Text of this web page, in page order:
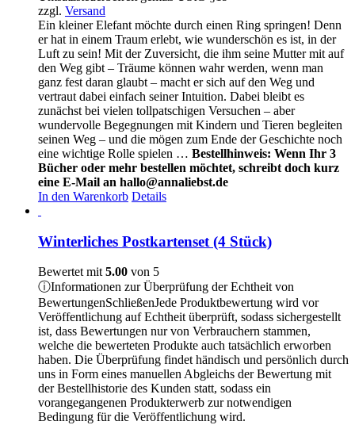
zzgl. Versand
Ein kleiner Elefant möchte durch einen Ring springen! Denn
er hat in einem Traum erlebt, wie wunderschön es ist, in der
Luft zu sein! Mit der Zuversicht, die ihm seine Mutter mit auf
den Weg gibt – Träume können wahr werden, wenn man
ganz fest daran glaubt – macht er sich auf den Weg und
vertraut dabei einfach seiner Intuition. Dabei bleibt es
zunächst bei vielen tollpatschigen Versuchen – aber
wundervolle Begegnungen mit Kindern und Tieren begleiten
seinen Weg – und die mögen zum Ende der Geschichte noch
eine wichtige Rolle spielen … Bestellhinweis: Wenn Ihr 3
Bücher oder mehr bestellen möchtet, schreibt doch kurz
eine E-Mail an hallo@annaliebst.de
In den Warenkorb Details
Winterliches Postkartenset (4 Stück)
Bewertet mit 5.00 von 5
ⓘInformationen zur Überprüfung der Echtheit von
BewertungenSchließenJede Produktbewertung wird vor
Veröffentlichung auf Echtheit überprüft, sodass sichergestellt
ist, dass Bewertungen nur von Verbrauchern stammen,
welche die bewerteten Produkte auch tatsächlich erworben
haben. Die Überprüfung findet händisch und persönlich durch
uns in Form eines manuellen Abgleichs der Bewertung mit
der Bestellhistorie des Kunden statt, sodass ein
vorangegangenen Produkterwerb zur notwendigen
Bedingung für die Veröffentlichung wird.